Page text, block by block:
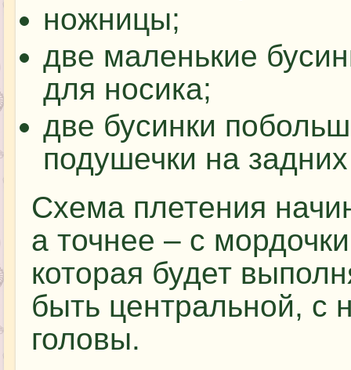
ножницы;
две маленькие
для носика;
две бусинки
подушечки на
Схема плетения
а точнее – с
которая будет
быть центральной, с
головы.